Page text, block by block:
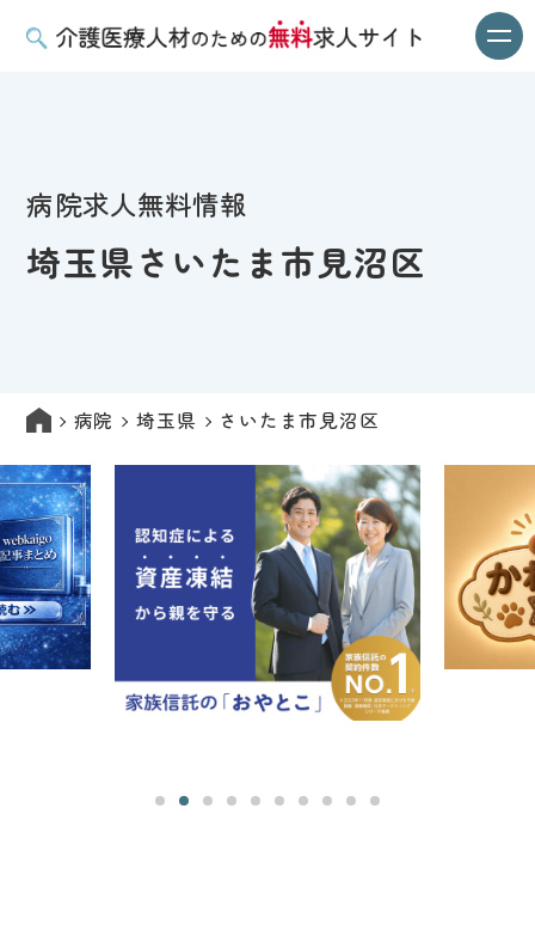
病院求人無料情報
埼玉県さいたま市見沼区
病院 埼玉県 さいたま市見沼区